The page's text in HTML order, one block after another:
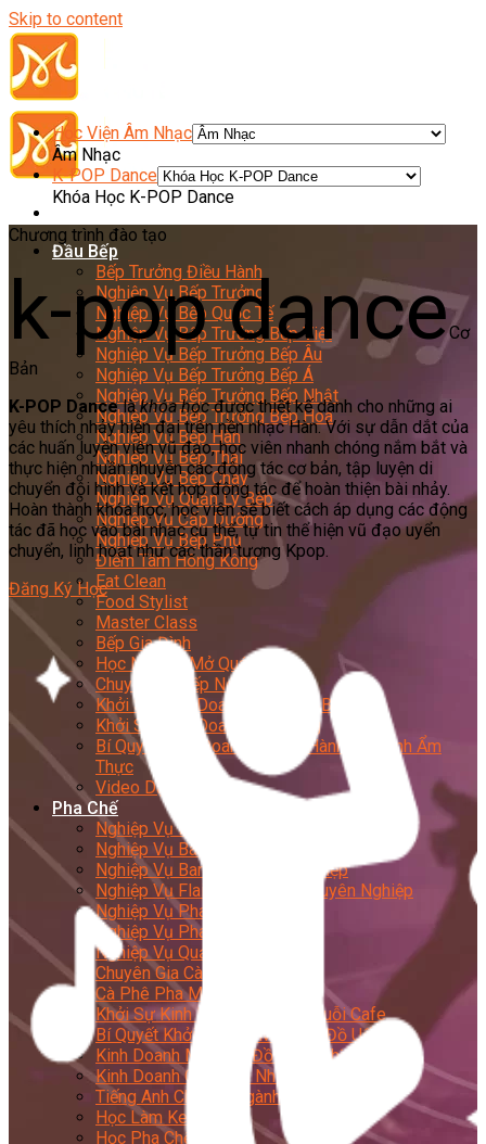
Skip to content
Đầu Bếp
Bếp Trưởng Điều Hành
Nghiệp Vụ Bếp Trưởng
Nghiệp Vụ Bếp Quốc Tế
Nghiệp Vụ Bếp Trưởng Bếp Việt
Nghiệp Vụ Bếp Trưởng Bếp Âu
Nghiệp Vụ Bếp Trưởng Bếp Á
Nghiệp Vụ Bếp Trưởng Bếp Nhật
Nghiệp Vụ Bếp Trưởng Bếp Hoa
Nghiệp Vụ Bếp Hàn
Nghiệp Vụ Bếp Thái
Nghiệp Vụ Bếp Chay
Nghiệp Vụ Quản Lý Bếp
Nghiệp Vụ Cấp Dưỡng
Nghiệp Vụ Bếp Phụ
Điểm Tâm Hồng Kông
Eat Clean
Food Stylist
Master Class
Bếp Gia Đình
Học Nấu Ăn Mở Quán
Chuyên Đề Bếp Nóng
Khởi Sự Kinh Doanh Ngành F&B
Khởi Sự Kinh Doanh Nhà Hàng
Bí Quyết Kinh Doanh và Vận Hành Mô Hình Ẩm
Thực
Video Dạy Nấu Ăn
Pha Chế
Nghiệp Vụ Bar Trưởng
Nghiệp Vụ Bartender Chuyên Nghiệp
Nghiệp Vụ Barista Chuyên Nghiệp
Nghiệp Vụ Flair Bartending Chuyên Nghiệp
Nghiệp Vụ Pha Chế Đặc Biệt
Nghiệp Vụ Pha Chế Tổng Hợp
Nghiệp Vụ Quản Lý Bar
Chuyên Gia Cà Phê
Cà Phê Pha Máy
Khởi Sự Kinh Doanh Cafe – Chuỗi Cafe
Bí Quyết Khởi Nghiệp Mô Hình Đồ Uống
Kinh Doanh Mô Hình Đồ Uống Thịnh Hành
Kinh Doanh Chuỗi Và Nhượng Quyền
Tiếng Anh Chuyên Ngành Pha Chế
Học Làm Kem
Học Pha Chế Trà Sữa
Học Viện Âm Nhạc
Âm Nhạc
K-POP Dance
Khóa Học K-POP Dance
Chương trình đào tạo
k-pop danceCơ
Bản
K-POP Dancelàkhóa họcđược thiết kế dành cho những ai
yêu thích nhảy hiện đại trên nền nhạc Hàn. Với sự dẫn dắt của
các huấn luyện viên vũ đạo, học viên nhanh chóng nắm bắt và
thực hiện nhuần nhuyễn các động tác cơ bản, tập luyện di
chuyển đội hình và kết hợp động tác để hoàn thiện bài nhảy.
Hoàn thành khóa học, học viên sẽ biết cách áp dụng các động
tác đã học vào bài nhạc cụ thể, tự tin thể hiện vũ đạo uyển
chuyển, linh hoạt như các thần tượng Kpop.
Đăng Ký Học